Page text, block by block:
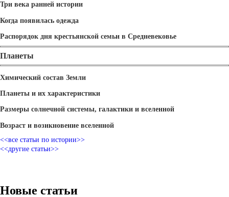
Три века ранней истории
Когда появилась одежда
Распорядок дня крестьянской семьи в Средневековье
Планеты
Химический состав Земли
Планеты и их характеристики
Размеры солнечной системы, галактики и вселенной
Возраст и возикновение вселенной
<<все статьи по истории>>
<<другие статьи>>
Новые статьи